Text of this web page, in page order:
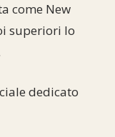
come New
superiori lo
dedicato